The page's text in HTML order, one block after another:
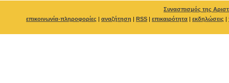
Συνασπισμός της
επικοινωνία-πληροφορίες | αναζήτηση | RSS | επικαιρότητα | εκδηλώσεις |